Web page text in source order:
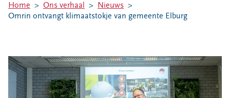
Milieustraten
Afval aanmelden
Bouwcontainer huren
Ons verhaal
Home Ons verhaal
Nieuws
Omrin ontvangt klimaatstokje van gemeente Elburg